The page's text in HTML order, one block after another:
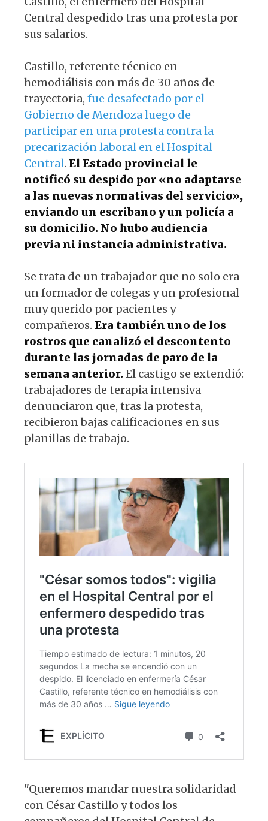
Central despedido tras una protesta por
sus salarios.
Castillo, referente técnico en
hemodiálisis con más de 30 años de
trayectoria, fue desafectado por el
Gobierno de Mendoza luego de
participar en una protesta contra la
precarización laboral en el Hospital
Central. El Estado provincial le
notificó su despido por «no adaptarse
a las nuevas normativas del servicio»,
enviando un escribano y un policía a
su domicilio. No hubo audiencia
previa ni instancia administrativa.
Se trata de un trabajador que no solo era
un formador de colegas y un profesional
muy querido por pacientes y
compañeros. Era también uno de los
rostros que canalizó el descontento
durante las jornadas de paro de la
semana anterior.El castigo se extendió:
trabajadores de terapia intensiva
denunciaron que, tras la protesta,
recibieron bajas calificaciones en sus
planillas de trabajo.
"Queremos mandar nuestra solidaridad
con César Castillo y todos los